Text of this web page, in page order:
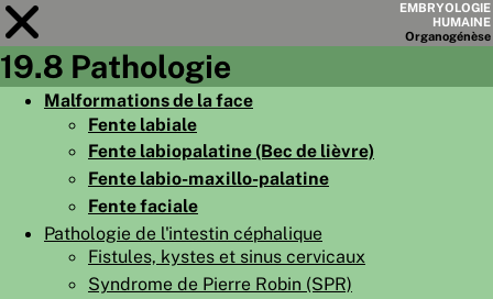
EMBRYOLOGIE
HUMAINE
Organogénèse
Module19
◀PAGES
19.8 Pathologie
Malformations de la face
Fente labiale
Fente labiopalatine (Bec de lièvre)
Fente labio-maxillo-palatine
Fente faciale
Pathologie de l'intestin céphalique
Fistules, kystes et sinus cervicaux
Syndrome de Pierre Robin (SPR)